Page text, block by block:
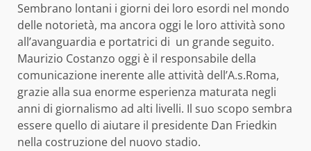
Sembrano lontani i giorni dei loro esordi nel mondo
delle notorietà, ma ancora oggi le loro attività sono
all’avanguardia e portatrici di un grande seguito.
Maurizio Costanzo oggi è il responsabile della
comunicazione inerente alle attività dell’A.s.Roma,
grazie alla sua enorme esperienza maturata negli
anni di giornalismo ad alti livelli. Il suo scopo sembra
essere quello di aiutare il presidente Dan Friedkin
nella costruzione del nuovo stadio.